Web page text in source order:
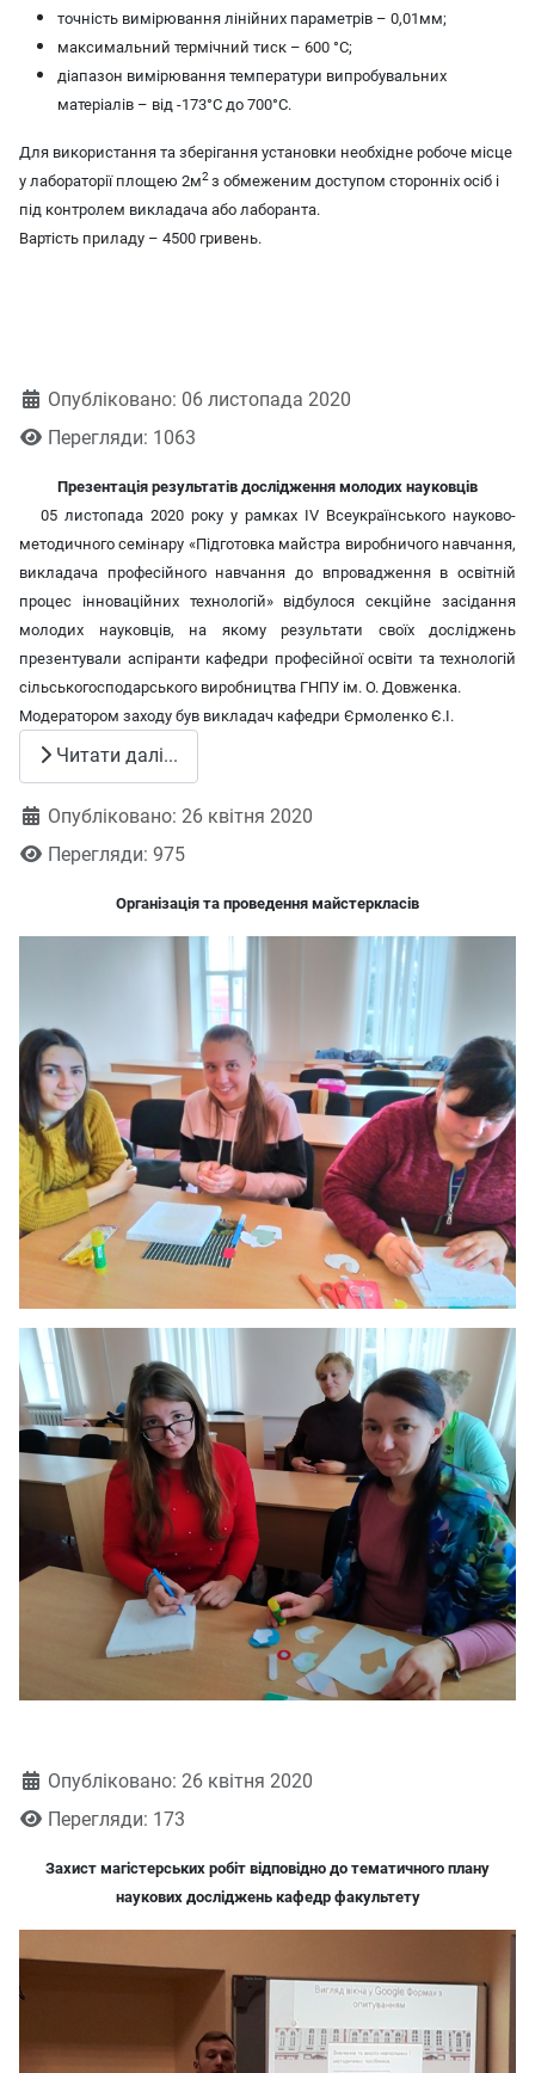
точність вимірювання лінійних параметрів – 0,01мм;
максимальний термічний тиск – 600 °С;
діапазон вимірювання температури випробувальних
матеріалів – від -173°С до 700°С.
Для використання та зберігання установки необхідне робоче місце
у лабораторії площею 2м2 з обмеженим доступом сторонніх осіб і
під контролем викладача або лаборанта.
Вартість приладу – 4500 гривень.
ДеталіОпубліковано: 06 листопада 2020
Перегляди: 1063
Презентація результатів дослідження молодих науковців
05 листопада 2020 року у рамках ІV Всеукраїнського науково-
методичного семінару «Підготовка майстра виробничого навчання,
викладача професійного навчання до впровадження в освітній
процес інноваційних технологій» відбулося секційне засідання
молодих науковців, на якому результати своїх досліджень
презентували аспіранти кафедри професійної освіти та технологій
сільськогосподарського виробництва ГНПУ ім. О. Довженка.
Модератором заходу був викладач кафедри Єрмоленко Є.І.
Читати далі...
ДеталіОпубліковано: 26 квітня 2020
Перегляди: 975
Організація та проведення майстеркласів
ДеталіОпубліковано: 26 квітня 2020
Перегляди: 173
Захист магістерських робіт відповідно до тематичного плану
наукових досліджень кафедр факультету